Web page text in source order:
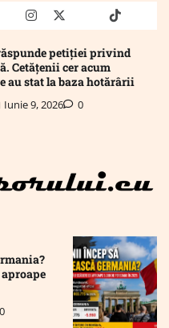
Mailinstagram
twitter truthtiktok
petiției privind
Cetățenii cer acum
au stat la baza hotărârii
Iunie 9, 2026 0
aproape
0